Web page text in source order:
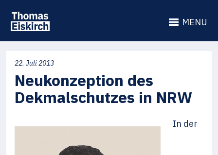
MENU
22. Juli 2013
Neukonzeption des
Dekmalschutzes in NRW
In der